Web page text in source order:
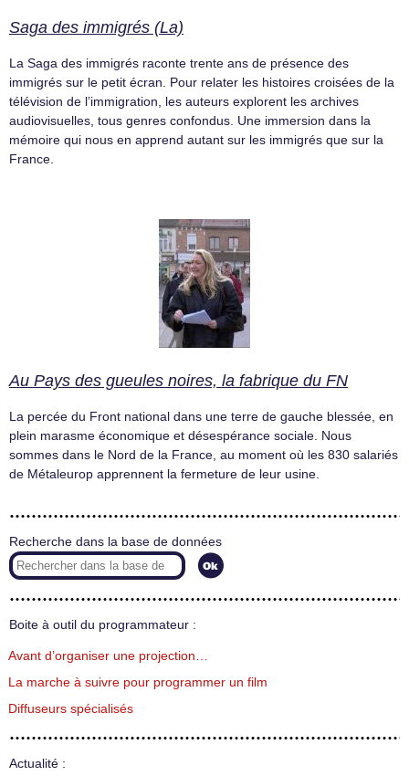
Saga des immigrés (La)
La Saga des immigrés raconte trente ans de présence des
immigrés sur le petit écran. Pour relater les histoires croisées de la
télévision de l’immigration, les auteurs explorent les archives
audiovisuelles, tous genres confondus. Une immersion dans la
mémoire qui nous en apprend autant sur les immigrés que sur la
France.
Au Pays des gueules noires, la fabrique du FN
La percée du Front national dans une terre de gauche blessée, en
plein marasme économique et désespérance sociale. Nous
sommes dans le Nord de la France, au moment où les 830 salariés
de Métaleurop apprennent la fermeture de leur usine.
Recherche dans la base de données
Boite à outil du programmateur :
Avant d’organiser une projection…
La marche à suivre pour programmer un film
Diffuseurs spécialisés
Actualité :